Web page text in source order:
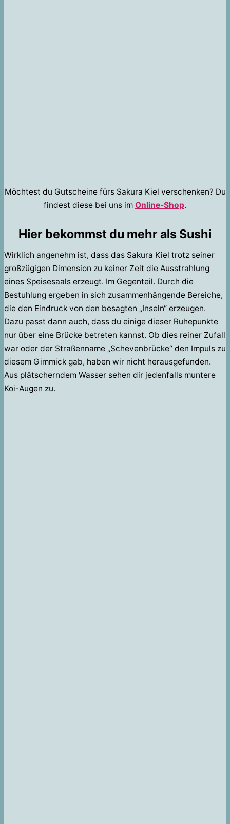
Möchtest du Gutscheine fürs Sakura Kiel verschenken? Du
findest diese bei uns im Online-Shop.
Hier bekommst du mehr als Sushi
Wirklich angenehm ist, dass das Sakura Kiel trotz seiner
großzügigen Dimension zu keiner Zeit die Ausstrahlung
eines Speisesaals erzeugt. Im Gegenteil. Durch die
Bestuhlung ergeben in sich zusammenhängende Bereiche,
die den Eindruck von den besagten „Inseln“ erzeugen.
Dazu passt dann auch, dass du einige dieser Ruhepunkte
nur über eine Brücke betreten kannst. Ob dies reiner Zufall
war oder der Straßenname „Schevenbrücke“ den Impuls zu
diesem Gimmick gab, haben wir nicht herausgefunden.
Aus plätscherndem Wasser sehen dir jedenfalls muntere
Koi-Augen zu.